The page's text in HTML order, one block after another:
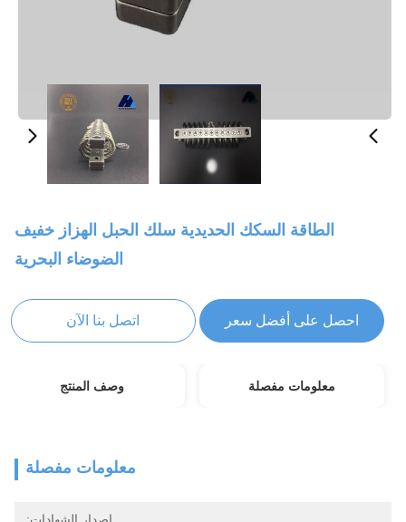
الطاقة السكك الحديدية سلك الحبل الهزاز خفيف
الضوضاء البحرية
احصل على أفضل سعر اتصل بنا الآن
معلومات مفصلة وصف المنتج
معلومات مفصلة